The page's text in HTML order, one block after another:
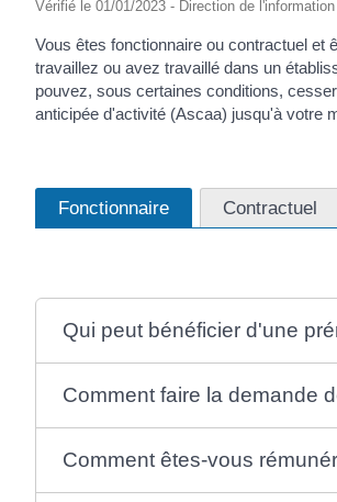
Vérifié le 01/01/2023 - Direction de
Vous êtes fonctionnaire ou contractuel et
travaillez ou avez travaillé dans un
pouvez, sous certaines conditions,
anticipée d'activité (Ascaa) jusqu'à votre
Fonctionnaire Contractuel
Qui peut bénéficier d'une
Comment faire la demande
Comment êtes-vous